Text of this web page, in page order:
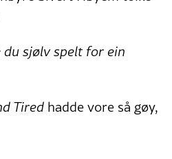
sjølv spelt for ein
Tired hadde vore så gøy,